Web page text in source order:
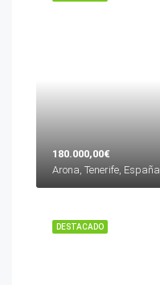
180.000,00€
Arona, Tenerife, España
DESTACADO